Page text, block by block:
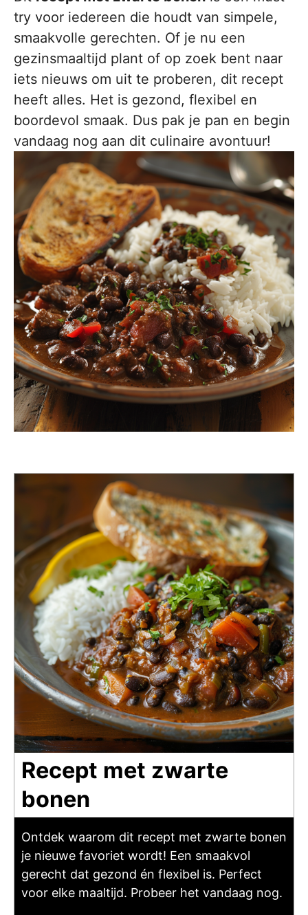
try voor iedereen die houdt van simpele,
smaakvolle gerechten. Of je nu een
gezinsmaaltijd plant of op zoek bent naar
iets nieuws om uit te proberen, dit recept
heeft alles. Het is gezond, flexibel en
boordevol smaak. Dus pak je pan en begin
vandaag nog aan dit culinaire avontuur!
Recept met zwarte
bonen
Ontdek waarom dit recept met zwarte bonen
je nieuwe favoriet wordt! Een smaakvol
gerecht dat gezond én flexibel is. Perfect
voor elke maaltijd. Probeer het vandaag nog.